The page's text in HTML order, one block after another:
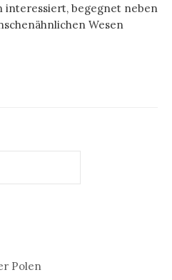
interessiert, begegnet neben
Wesen
Polen